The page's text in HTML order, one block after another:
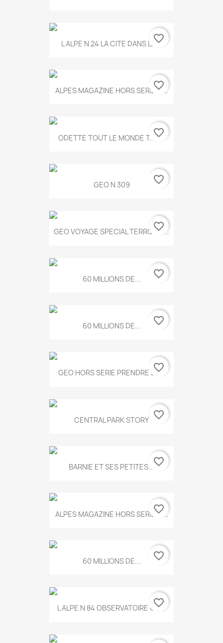
L ALPE N 24 LA CITE DANS LA...
favorite_border
ALPES MAGAZINE HORS SERIE N...
favorite_border
ODETTE TOUT LE MONDE T.546
favorite_border
GEO N 309 favorite_border
GEO VOYAGE SPECIAL TERROIRS...
favorite_border
60 MILLIONS DE... favorite_border
60 MILLIONS DE... favorite_border
GEO HORS SERIE PRENDRE LE...
favorite_border
CENTRAL PARK STORY favorite_border
BARNIE ET SES PETITES...favorite_border
ALPES MAGAZINE HORS SERIE N...
favorite_border
60 MILLIONS DE... favorite_border
L ALPE N 84 OBSERVATOIRE UN...
favorite_border